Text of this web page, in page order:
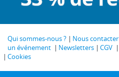
Qui sommes-nous ? Nous contacter
un événement
Newsletters CGV
Cookies